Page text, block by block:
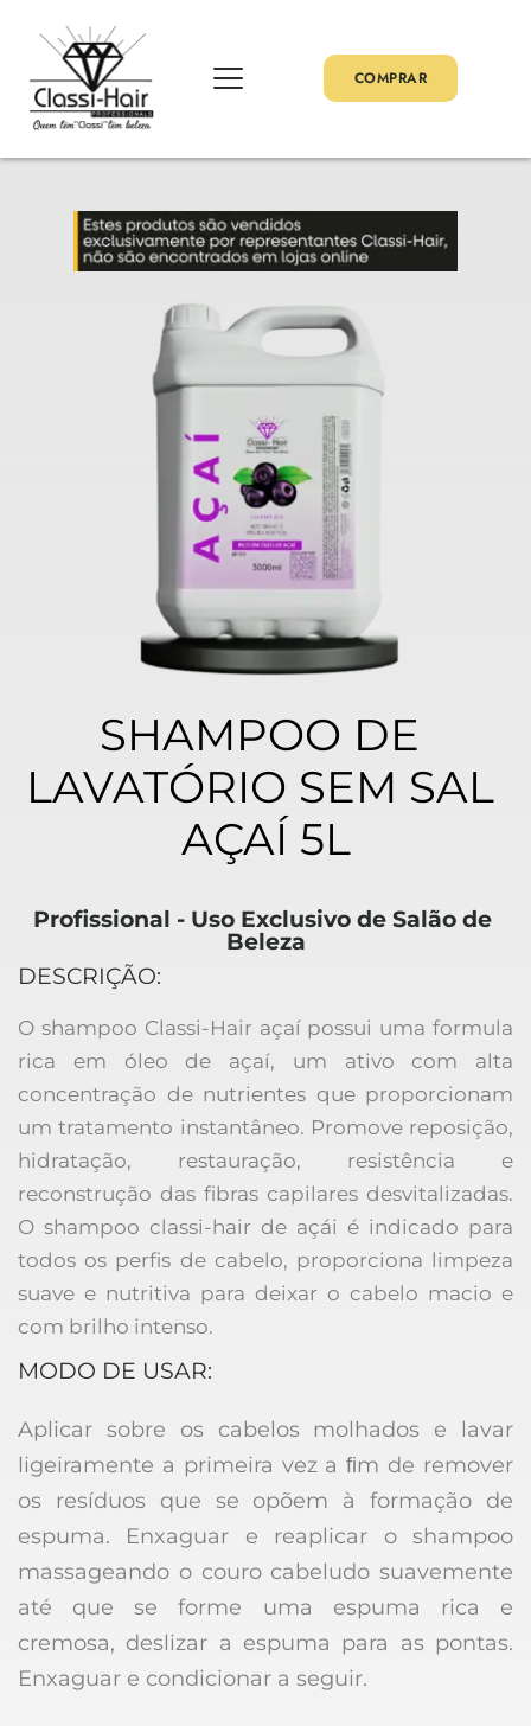
COMPRAR
SHAMPOO DE
LAVATÓRIO SEM SAL
AÇAÍ 5L
Profissional - Uso Exclusivo de Salão de
Beleza
DESCRIÇÃO:
O shampoo Classi-Hair açaí possui uma formula
rica em óleo de açaí, um ativo com alta
concentração de nutrientes que proporcionam
um tratamento instantâneo. Promove reposição,
hidratação, restauração, resistência e
reconstrução das fibras capilares desvitalizadas.
O shampoo classi-hair de açái é indicado para
todos os perfis de cabelo, proporciona limpeza
suave e nutritiva para deixar o cabelo macio e
com brilho intenso.
MODO DE USAR:
Aplicar sobre os cabelos molhados e lavar
ligeiramente a primeira vez a ﬁm de remover
os resíduos que se opõem à formação de
espuma. Enxaguar e reaplicar o shampoo
massageando o couro cabeludo suavemente
até que se forme uma espuma rica e
cremosa, deslizar a espuma para as pontas.
Enxaguar e condicionar a seguir.